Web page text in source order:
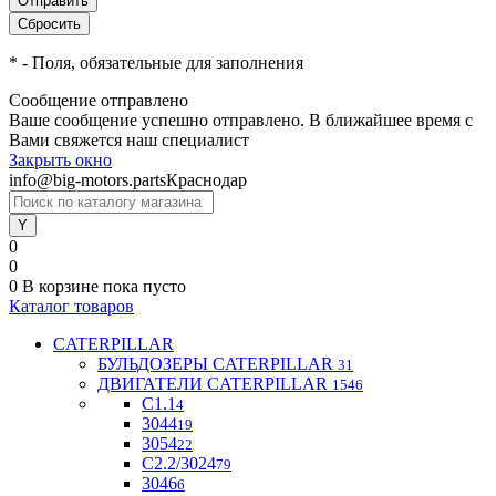
* - Поля, обязательные для заполнения
Сообщение отправлено
Ваше сообщение успешно отправлено. В ближайшее время с
Вами свяжется наш специалист
Закрыть окно
info@big-motors.partsКраснодар
0
0
0 В корзине пока пусто
Каталог товаров
CATERPILLAR
БУЛЬДОЗЕРЫ CATERPILLAR 31
ДВИГАТЕЛИ CATERPILLAR 1546
C1.1 4
304419
305422
С2.2/302479
30466